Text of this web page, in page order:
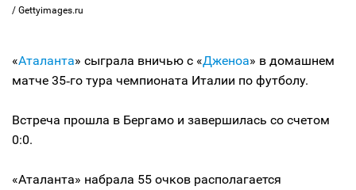
/ Gettyimages.ru
«Аталанта» сыграла вничью с «Дженоа» в домашнем
матче 35‑го тура чемпионата Италии по футболу.
Встреча прошла в Бергамо и завершилась со счетом
0:0.
«Аталанта» набрала 55 очков располагается